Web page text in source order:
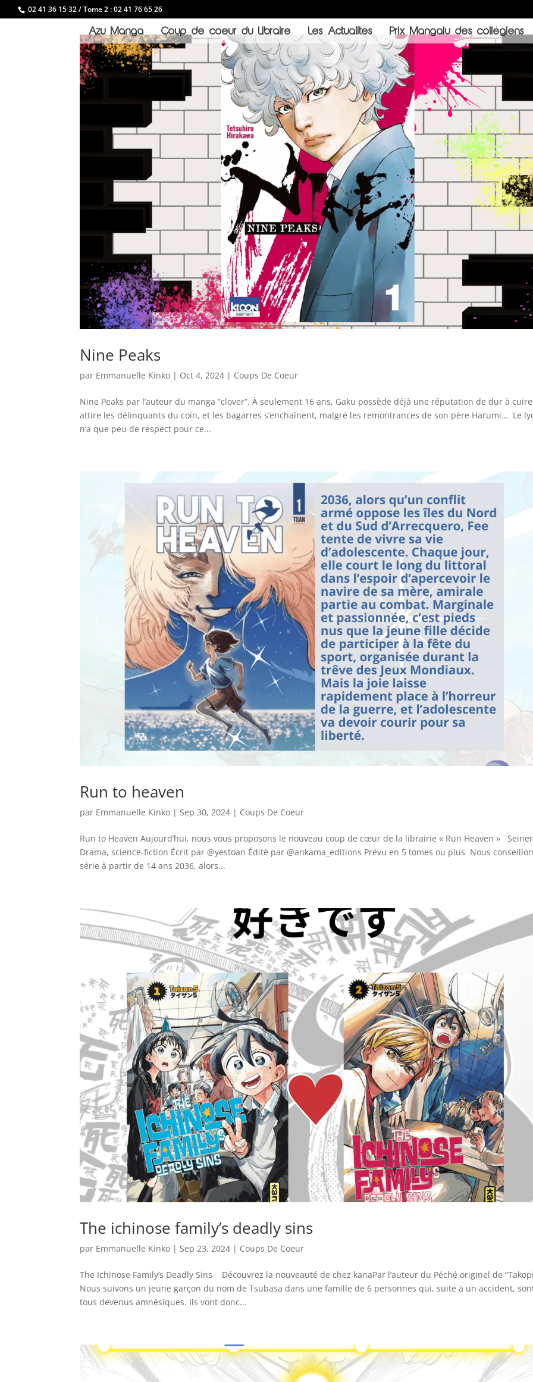
02 41 36 15 32 / Tome 2 : 02 41 76 65 26
Azu Manga Coup de coeur du Libraire Les Actualités Prix Mangalu des collégiens
Nine Peaks
par Emmanuelle Kinko | Oct 4, 2024 | Coups De Coeur
Nine Peaks par l’auteur du manga “clover”. À seulement 16 ans, Gaku possède déjà une réputation de dur à
attire les délinquants du coin, et les bagarres s’enchaînent, malgré les remontrances de son père Harumi… Le
n’a que peu de respect pour ce...
Run to heaven
par Emmanuelle Kinko | Sep 30, 2024 | Coups De Coeur
Run to Heaven Aujourd’hui, nous vous proposons le nouveau coup de cœur de la librairie « Run Heaven »
Drama, science-fiction Écrit par @yestoan Édité par @ankama_editions Prévu en 5 tomes ou plus Nous
série à partir de 14 ans 2036, alors...
The ichinose family’s deadly sins
par Emmanuelle Kinko |Sep 23, 2024 | Coups De Coeur
The Ichinose Family’s Deadly Sins Découvrez la nouveauté de chez kanaPar l’auteur du Péché originel de
Nous suivons un jeune garçon du nom de Tsubasa dans une famille de 6 personnes qui, suite à un accident,
tous devenus amnésiques. Ils vont donc...